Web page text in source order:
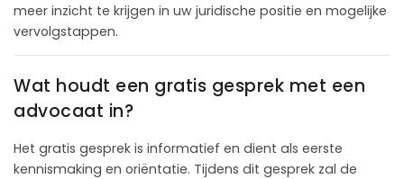
meer inzicht te krijgen in uw juridische positie en mogelijke
vervolgstappen.
Wat houdt een gratis gesprek met een
advocaat in?
Het gratis gesprek is informatief en dient als eerste
kennismaking en oriëntatie. Tijdens dit gesprek zal de